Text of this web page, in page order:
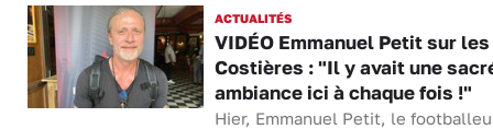
ACTUALITÉS
VIDÉO Emmanuel Petit sur les
Costières : "Il y avait une
ambiance ici à chaque fois !"
Hier, Emmanuel Petit, le